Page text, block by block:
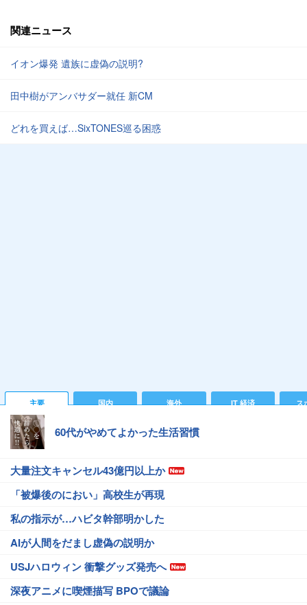
関連ニュース
イオン爆発 遺族に虚偽の説明?
田中樹がアンバサダー就任 新CM
どれを買えば…SixTONES巡る困惑
主要 国内 海外 IT 経済 ス
60代がやめてよかった生活習慣
大量注文キャンセル43億円以上か
「被爆後のにおい」高校生が再現
私の指示が…ハビタ幹部明かした
AIが人間をだまし虚偽の説明か
USJハロウィン 衝撃グッズ発売へ
深夜アニメに喫煙描写 BPOで議論